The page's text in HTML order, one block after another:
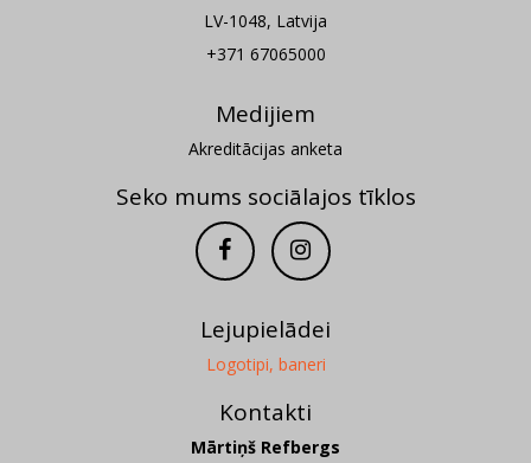
LV-1048, Latvija
+371 67065000
Medijiem
Akreditācijas anketa
Seko mums sociālajos tīklos
Lejupielādei
Logotipi, baneri
Kontakti
Mārtiņš Refbergs